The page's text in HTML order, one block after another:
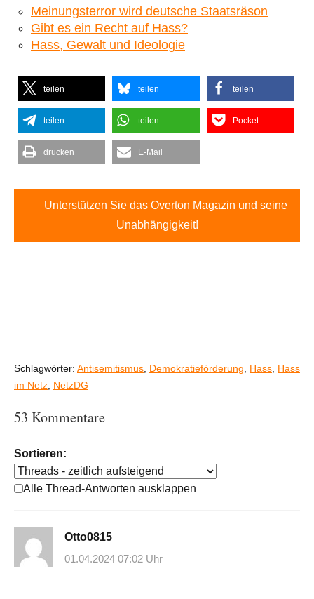
Meinungsterror wird deutsche Staatsräson
Gibt es ein Recht auf Hass?
Hass, Gewalt und Ideologie
teilen teilen teilen
teilen teilen Pocket
drucken E-Mail
Unterstützen Sie das Overton Magazin und seine
Unabhängigkeit!
Schlagwörter: Antisemitismus Demokratieförderung Hass Hass
im Netz NetzDG
53 Kommentare
Sortieren:
Alle Thread-Antworten ausklappen
Otto0815
01.04.2024 07:02 Uhr